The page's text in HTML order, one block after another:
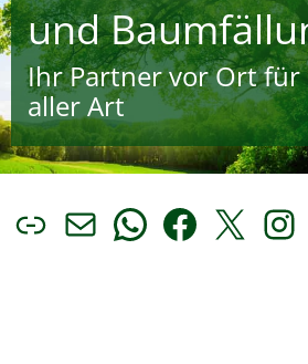
und
Ihr Partner vor Ort
aller Art
LinkE-Mail
WhatsApp
X